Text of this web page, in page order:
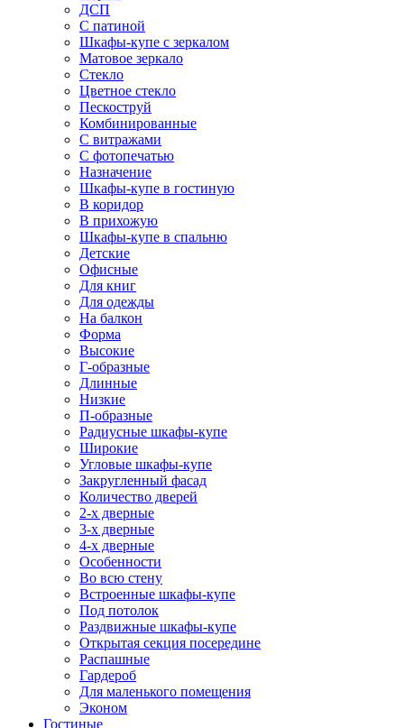
ДСП
С патиной
Шкафы-купе с зеркалом
Матовое зеркало
Стекло
Цветное стекло
Пескоструй
Комбинированные
С витражами
С фотопечатью
Назначение
Шкафы-купе в гостиную
В коридор
В прихожую
Шкафы-купе в спальню
Детские
Офисные
Для книг
Для одежды
На балкон
Форма
Высокие
Г-образные
Длинные
Низкие
П-образные
Радиусные шкафы-купе
Широкие
Угловые шкафы-купе
Закругленный фасад
Количество дверей
2-х дверные
3-х дверные
4-х дверные
Особенности
Во всю стену
Встроенные шкафы-купе
Под потолок
Раздвижные шкафы-купе
Открытая секция посередине
Распашные
Гардероб
Для маленького помещения
Эконом
Гостиные